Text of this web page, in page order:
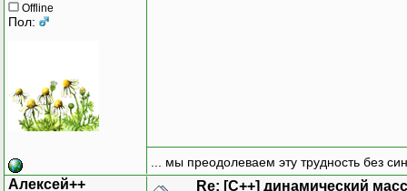
Offline
Пол:
... мы преодолеваем эту трудность без
Алексей++ Re: [C++] динамический